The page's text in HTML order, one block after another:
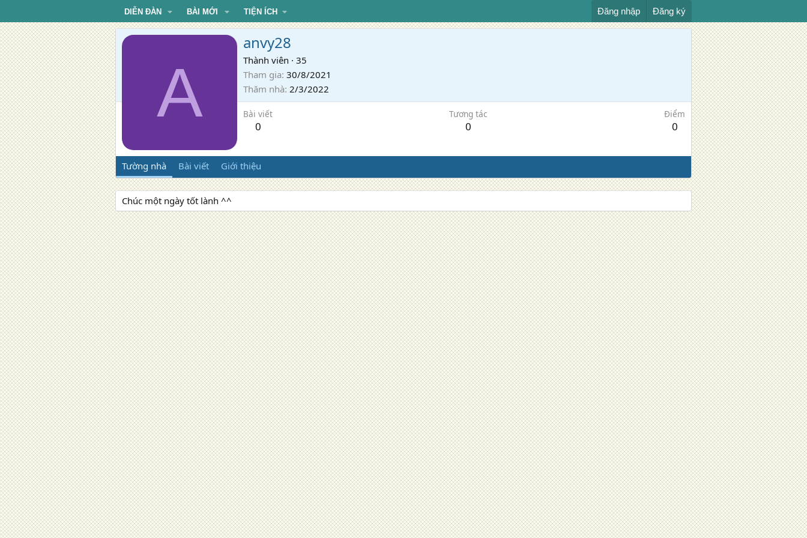
DIỄN ĐÀN BÀI MỚI TIỆN ÍCH Đăng nhập Đăng ký
A
anvy28
Thành viên · 35
Tham gia 30/8/2021
Thăm nhà 2/3/2022
Bài viết
0
Tương tác
0
Điểm
0
Tường nhà Bài viết Giới thiệu
Chúc một ngày tốt lành ^^